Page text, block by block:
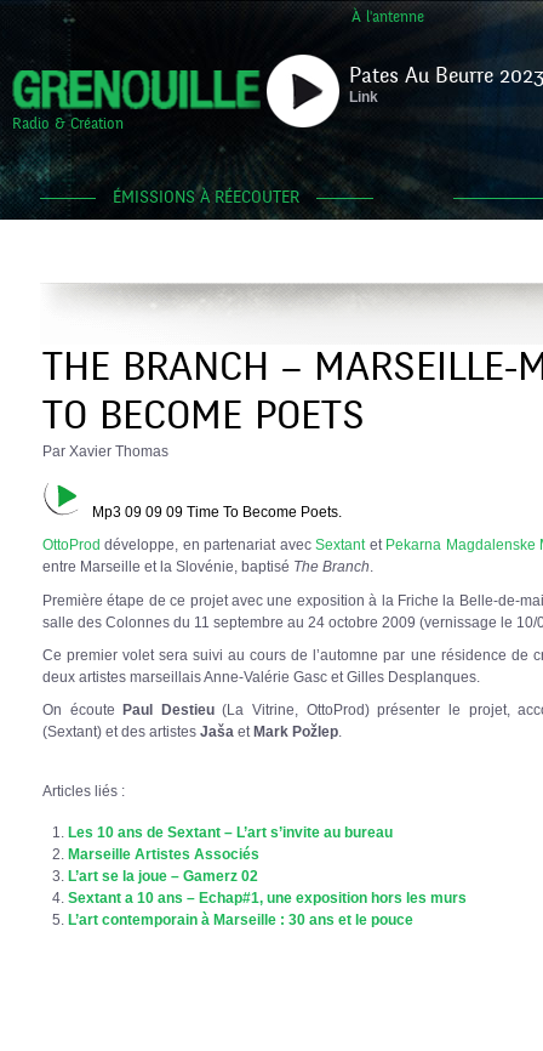
À l'antenne
Radio & Création
Pates Au Beurre
Link
ÉMISSIONS À RÉECOUTER
THE BRANCH – MARSEILLE-
TO BECOME POETS
Par Xavier Thomas
Mp3 09 09 09 Time To Become Poets.
OttoProd développe, en partenariat avecSextantet Pekarna Magdalenske
entre Marseille et la Slovénie, baptisé The Branch
Première étape de ce projet avec une exposition à la Friche la Belle-de-
salle des Colonnes du 11 septembre au 24 octobre 2009 (vernissage le 10/
Ce premier volet sera suivi au cours de l’automne par une résidence de
deux artistes marseillais Anne-Valérie Gasc et Gilles Desplanques.
On écoute Paul Destieu(La Vitrine, OttoProd) présenter le projet,
(Sextant) et des artistes Jaša et Mark Požlep
Articles liés :
Les 10 ans de Sextant – L’art s’invite au bureau
Marseille Artistes Associés
L’art se la joue – Gamerz 02
Sextant a 10 ans – Echap#1, une exposition hors les murs
L’art contemporain à Marseille : 30 ans et le pouce